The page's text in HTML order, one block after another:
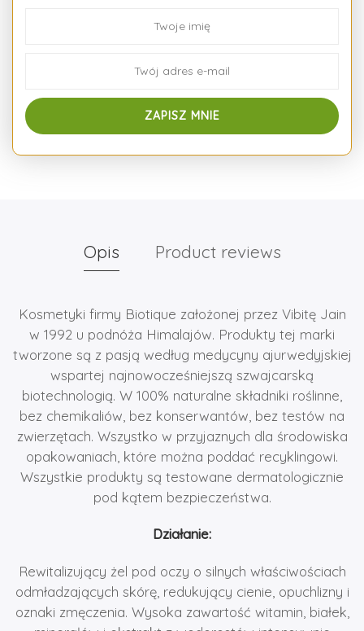
Opis Product reviews
Kosmetyki firmy Biotique założonej przez Vibitę Jain
w 1992 u podnóża Himalajów. Produkty tej marki
tworzone są z pasją według medycyny ajurwedyjskiej
wspartej najnowocześniejszą szwajcarską
biotechnologią. W 100% naturalne składniki roślinne,
bez chemikaliów, bez konserwantów, bez testów na
zwierzętach. Wszystko w przyjaznych dla środowiska
opakowaniach, które można poddać recyklingowi.
Wszystkie produkty są testowane dermatologicznie
pod kątem bezpieczeństwa.
Działanie:
Rewitalizujący żel pod oczy o silnych właściwościach
odmładzających skórę, redukujący cienie, opuchlizny i
oznaki zmęczenia. Wysoka zawartość witamin, białek,